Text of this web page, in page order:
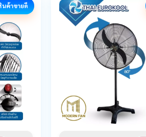
นค้าขายดี